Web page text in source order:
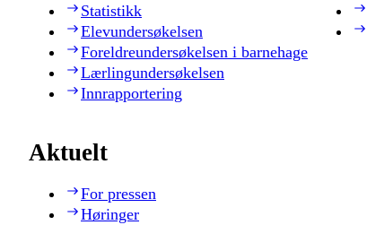
Statistikk
Elevundersøkelsen
Foreldreundersøkelsen i barnehage
Lærlingundersøkelsen
Innrapportering
Aktuelt
For pressen
Høringer